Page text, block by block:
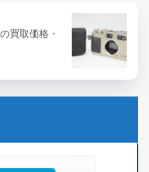
買取価格・